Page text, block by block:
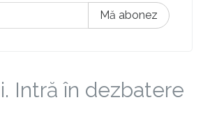
Mă abonez
Intră în dezbatere